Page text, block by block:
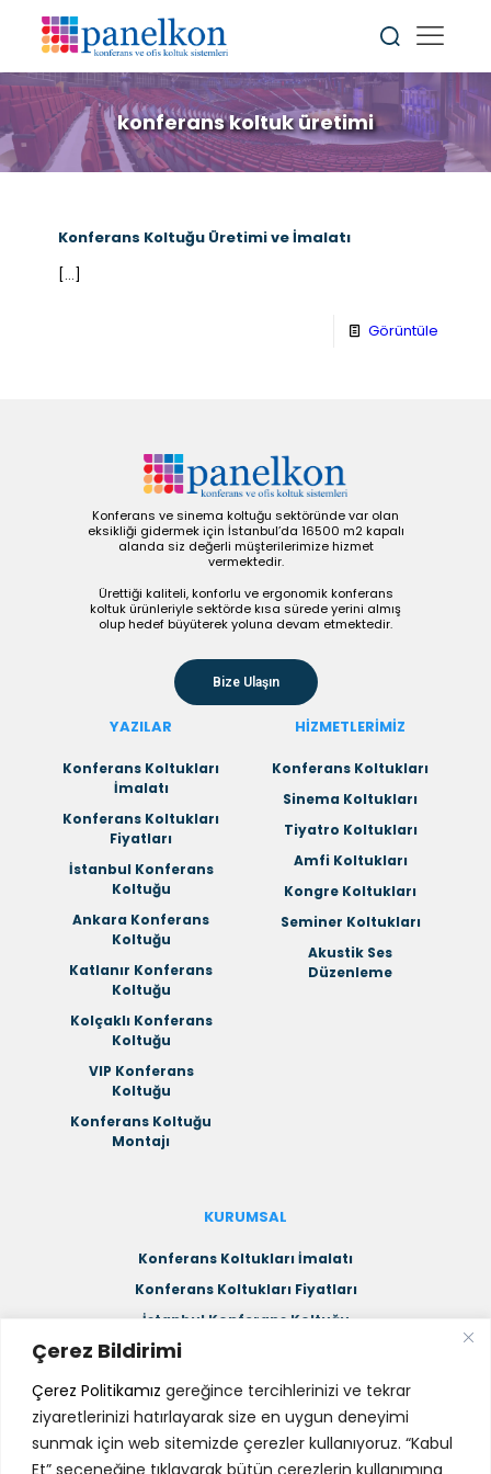
Çerez Bildirimi
Çerez Politikamız gereğince tercihlerinizi ve tekrar
ziyaretlerinizi hatırlayarak size en uygun deneyimi
sunmak için web sitemizde çerezler kullanıyoruz. “Kabul
Et” seçeneğine tıklayarak bütün çerezlerin kullanımına
konferans koltuk üretimi
Konferans Koltuğu Üretimi ve İmalatı
[…]
Görüntüle
Konferans ve sinema koltuğu sektöründe var olan
eksikliği gidermek için İstanbul’da 16500 m2 kapalı
alanda siz değerli müşterilerimize hizmet
vermektedir.
Ürettiği kaliteli, konforlu ve ergonomik konferans
koltuk ürünleriyle sektörde kısa sürede yerini almış
olup hedef büyüterek yoluna devam etmektedir.
Bize Ulaşın
YAZILAR
Konferans Koltukları
İmalatı
Konferans Koltukları
Fiyatları
İstanbul Konferans
Koltuğu
Ankara Konferans
Koltuğu
Katlanır Konferans
Koltuğu
Kolçaklı Konferans
Koltuğu
VIP Konferans
Koltuğu
Konferans Koltuğu
Montajı
HİZMETLERİMİZ
Konferans Koltukları
Sinema Koltukları
Tiyatro Koltukları
Amfi Koltukları
Kongre Koltukları
Seminer Koltukları
Akustik Ses
Düzenleme
KURUMSAL
Konferans Koltukları İmalatı
Konferans Koltukları Fiyatları
İstanbul Konferans Koltuğu
Ankara Konferans Koltuğu
Katlanır Konferans Koltuğu
Kolçaklı Konferans Koltuğu
VIP Konferans Koltuğu